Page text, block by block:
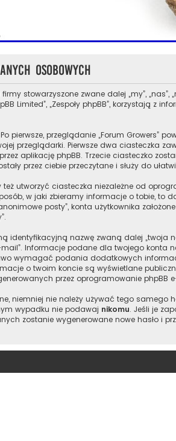
osobowych
stowarzyszone zwane dalej „my”, „nas”,
Limited”, „Zespoły phpBB”, korzystają
pierwsze, przeglądanie „Forum Growers”
przeglądarki. Pierwsze dwa ciasteczka
aplikację phpBB. Trzecie ciasteczko
przez ciebie przeczytane i służy do
też utworzyć ciasteczka niezależne od
w jaki zbieramy informacje o tobie,
posty”, konta użytkownika
identyfikacyjną nazwę zwaną dalej „twoja
Informacje podane dla twojego konta
wymagać podania dodatkowych
o twoim koncie są wyświetlane
przez oprogramowanie phpBB
niemniej nie należy używać tego
wypadku nie podawaj nikomu. Jeśli je
zostanie wygenerowane nowe hasło i